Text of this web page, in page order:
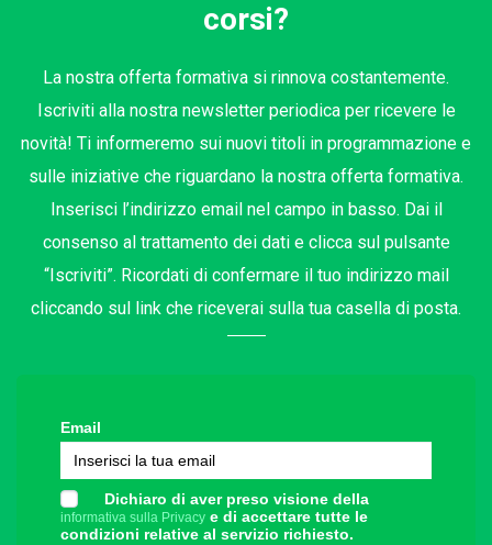
corsi?
La nostra offerta formativa si rinnova costantemente.
Iscriviti alla nostra newsletter periodica per ricevere le
novità! Ti informeremo sui nuovi titoli in programmazione e
sulle iniziative che riguardano la nostra offerta formativa.
Inserisci l’indirizzo email nel campo in basso. Dai il
consenso al trattamento dei dati e clicca sul pulsante
“Iscriviti”. Ricordati di confermare il tuo indirizzo mail
cliccando sul link che riceverai sulla tua casella di posta.
Email
Dichiaro di aver preso visione della
informativa sulla Privacy e di accettare tutte le
condizioni relative al servizio richiesto.